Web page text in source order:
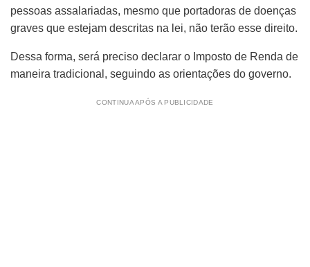
pessoas assalariadas, mesmo que portadoras de doenças
graves que estejam descritas na lei, não terão esse direito.
Dessa forma, será preciso declarar o Imposto de Renda de
maneira tradicional, seguindo as orientações do governo.
CONTINUA APÓS A PUBLICIDADE